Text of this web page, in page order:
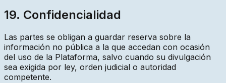
19. Confidencialidad
Las partes se obligan a guardar reserva sobre la
información no pública a la que accedan con ocasión
del uso de la Plataforma, salvo cuando su divulgación
sea exigida por ley, orden judicial o autoridad
competente.